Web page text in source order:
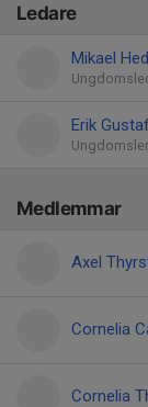
Ledare
Mikael
Erik
Medlemmar
Axel
Cornelia
Cornelia